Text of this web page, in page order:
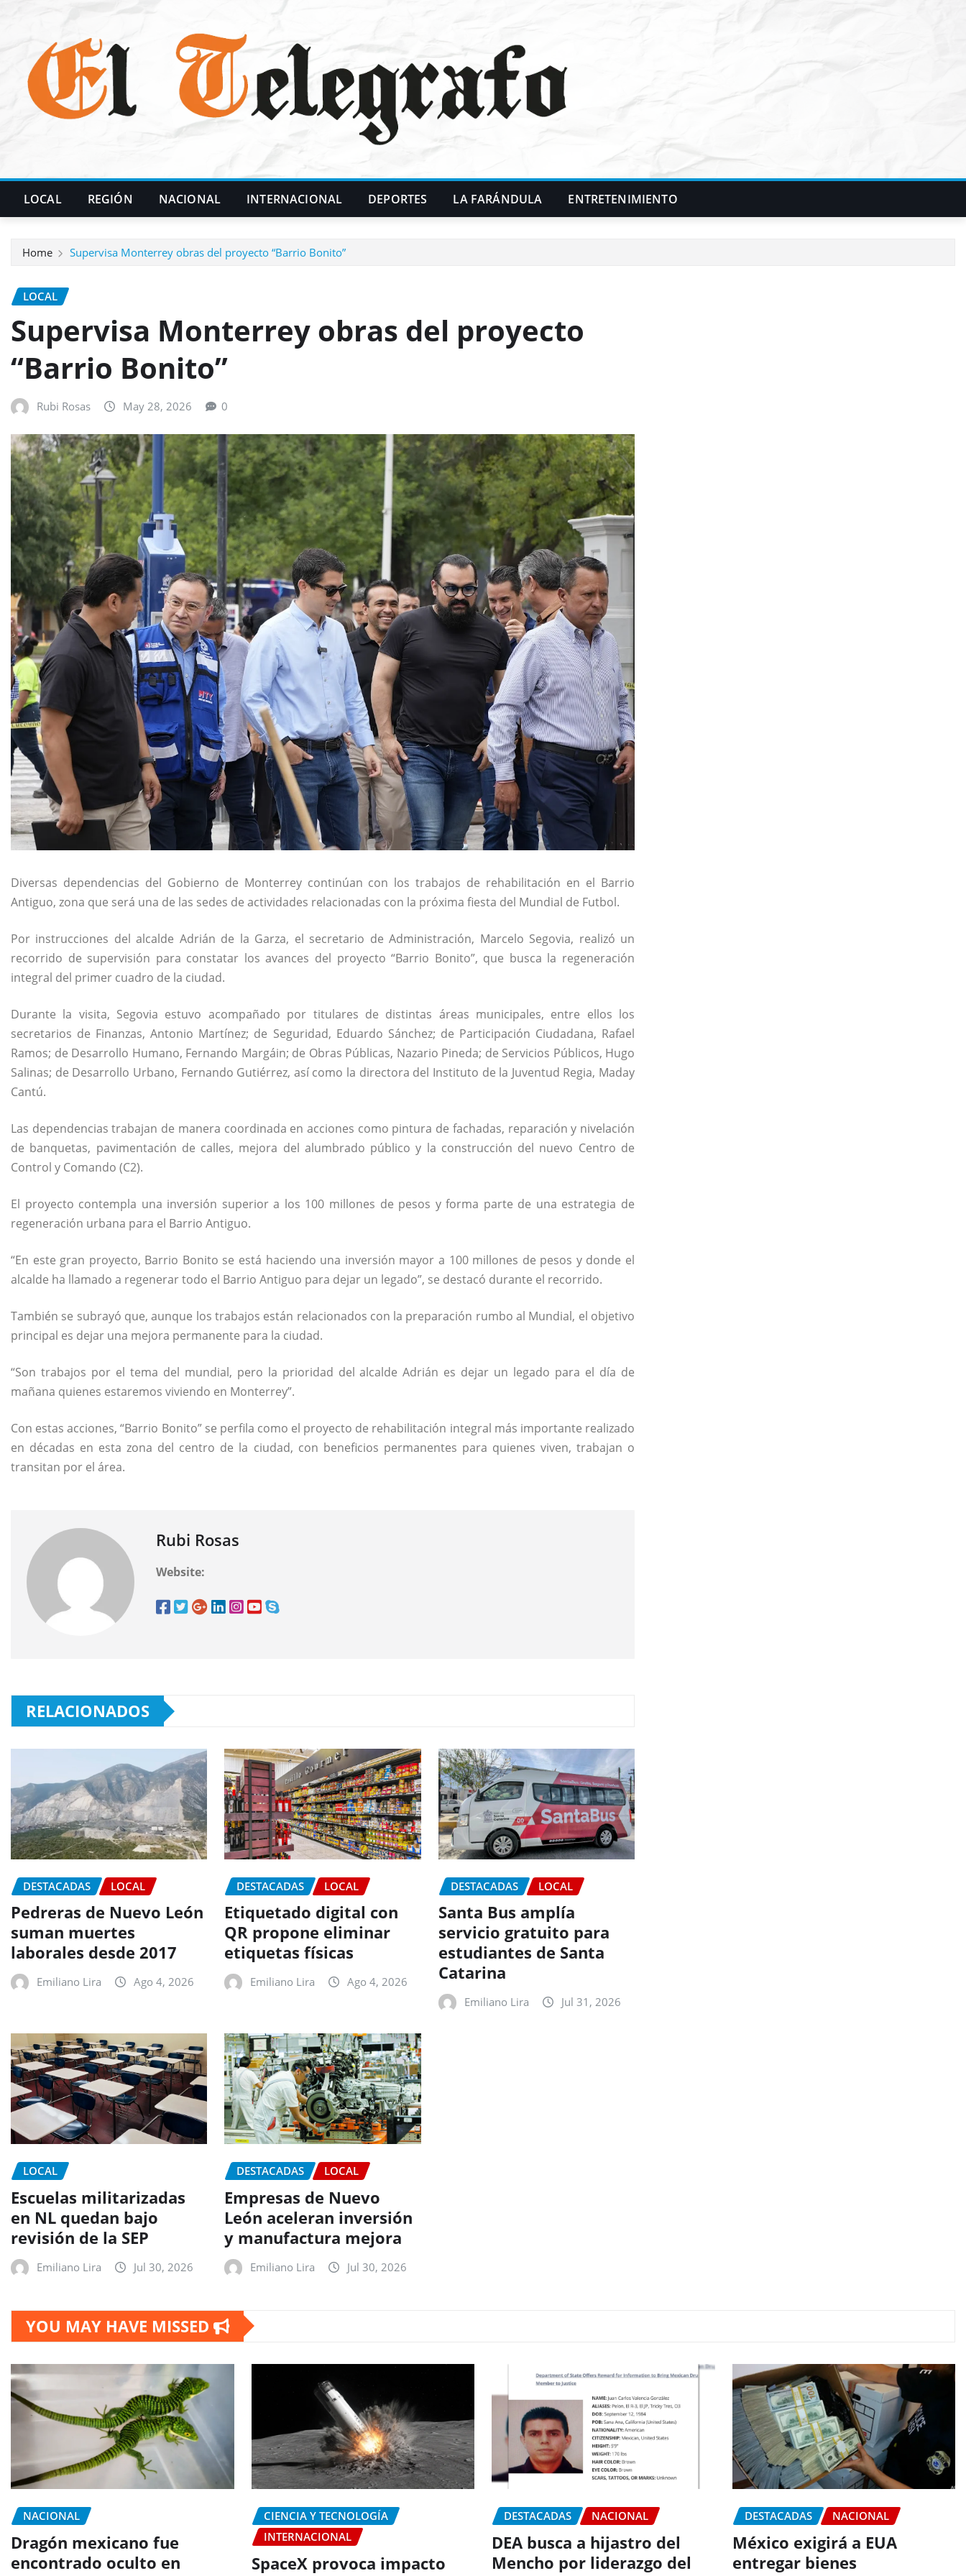
LOCAL REGIÓN NACIONAL INTERNACIONAL DEPORTES LA FARÁNDULA ENTRETENIMIENTO
Home Supervisa Monterrey obras del proyecto “Barrio Bonito”
LOCAL
Supervisa Monterrey obras del proyecto
“Barrio Bonito”
Rubi Rosas May 28, 2026 0
Diversas dependencias del Gobierno de Monterrey continúan con los trabajos de rehabilitación en el Barrio
Antiguo, zona que será una de las sedes de actividades relacionadas con la próxima fiesta del Mundial de Futbol.
Por instrucciones del alcalde Adrián de la Garza, el secretario de Administración, Marcelo Segovia, realizó un
recorrido de supervisión para constatar los avances del proyecto “Barrio Bonito”, que busca la regeneración
integral del primer cuadro de la ciudad.
Durante la visita, Segovia estuvo acompañado por titulares de distintas áreas municipales, entre ellos los
secretarios de Finanzas, Antonio Martínez; de Seguridad, Eduardo Sánchez; de Participación Ciudadana, Rafael
Ramos; de Desarrollo Humano, Fernando Margáin; de Obras Públicas, Nazario Pineda; de Servicios Públicos, Hugo
Salinas; de Desarrollo Urbano, Fernando Gutiérrez, así como la directora del Instituto de la Juventud Regia, Maday
Cantú.
Las dependencias trabajan de manera coordinada en acciones como pintura de fachadas, reparación y nivelación
de banquetas, pavimentación de calles, mejora del alumbrado público y la construcción del nuevo Centro de
Control y Comando (C2).
El proyecto contempla una inversión superior a los 100 millones de pesos y forma parte de una estrategia de
regeneración urbana para el Barrio Antiguo.
“En este gran proyecto, Barrio Bonito se está haciendo una inversión mayor a 100 millones de pesos y donde el
alcalde ha llamado a regenerar todo el Barrio Antiguo para dejar un legado”, se destacó durante el recorrido.
También se subrayó que, aunque los trabajos están relacionados con la preparación rumbo al Mundial, el objetivo
principal es dejar una mejora permanente para la ciudad.
“Son trabajos por el tema del mundial, pero la prioridad del alcalde Adrián es dejar un legado para el día de
mañana quienes estaremos viviendo en Monterrey”.
Con estas acciones, “Barrio Bonito” se perfila como el proyecto de rehabilitación integral más importante realizado
en décadas en esta zona del centro de la ciudad, con beneficios permanentes para quienes viven, trabajan o
transitan por el área.
Rubi Rosas
Website:
RELACIONADOS
DESTACADAS LOCAL
Pedreras de Nuevo León
suman muertes
laborales desde 2017
Emiliano Lira Ago 4, 2026
DESTACADAS LOCAL
Etiquetado digital con
QR propone eliminar
etiquetas físicas
Emiliano Lira Ago 4, 2026
DESTACADAS LOCAL
Santa Bus amplía
servicio gratuito para
estudiantes de Santa
Catarina
Emiliano Lira Jul 31, 2026
LOCAL
Escuelas militarizadas
en NL quedan bajo
revisión de la SEP
Emiliano Lira Jul 30, 2026
DESTACADAS LOCAL
Empresas de Nuevo
León aceleran inversión
y manufactura mejora
Emiliano Lira Jul 30, 2026
YOU MAY HAVE MISSED
NACIONAL
Dragón mexicano fue
encontrado oculto en
CIENCIA Y TECNOLOGÍA
INTERNACIONAL
SpaceX provoca impacto
DESTACADAS NACIONAL
DEA busca a hijastro del
Mencho por liderazgo del
DESTACADAS NACIONAL
México exigirá a EUA
entregar bienes